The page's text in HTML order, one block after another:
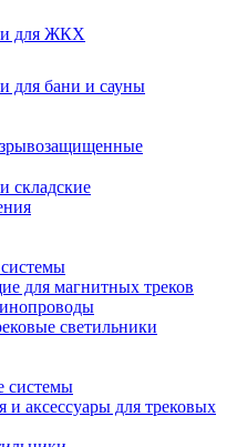
для ЖКХ
для бани и сауны
складские
для магнитных треков
светильники
системы
и аксессуары для трековых